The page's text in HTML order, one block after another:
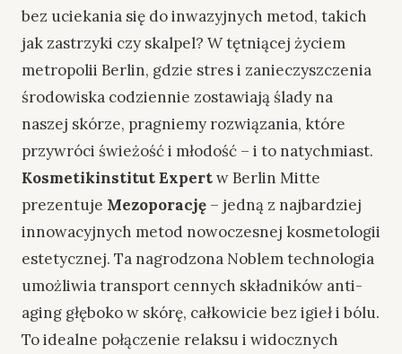
bez uciekania się do inwazyjnych metod, takich
jak zastrzyki czy skalpel? W tętniącej życiem
metropolii Berlin, gdzie stres i zanieczyszczenia
środowiska codziennie zostawiają ślady na
naszej skórze, pragniemy rozwiązania, które
przywróci świeżość i młodość – i to natychmiast.
Kosmetikinstitut Expertw Berlin Mitte
prezentuje Mezoporację – jedną z najbardziej
innowacyjnych metod nowoczesnej kosmetologii
estetycznej. Ta nagrodzona Noblem technologia
umożliwia transport cennych składników anti-
aging głęboko w skórę, całkowicie bez igieł i bólu.
To idealne połączenie relaksu i widocznych